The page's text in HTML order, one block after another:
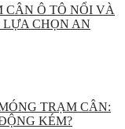
CÂN Ô TÔ NỔI VÀ
CHỌN AN
TRẠM CÂN:
KÉM?